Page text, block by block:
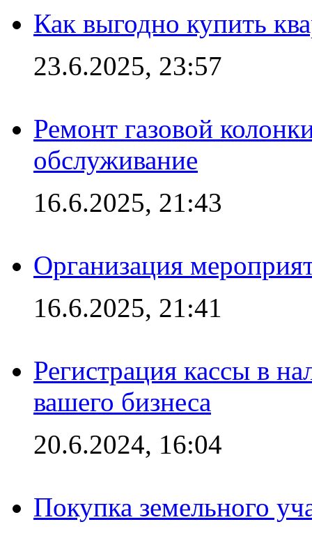
Как выгодно купить
23.6.2025, 23:57
Ремонт газовой
обслуживание
16.6.2025, 21:43
Организация
16.6.2025, 21:41
Регистрация кассы в
вашего бизнеса
20.6.2024, 16:04
Покупка земельного